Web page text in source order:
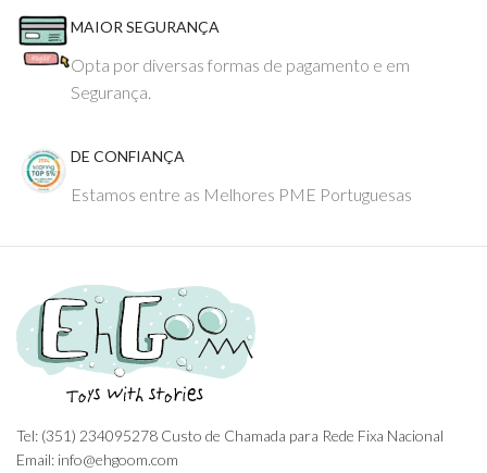
MAIOR SEGURANÇA
Opta por diversas formas de pagamento e em
Segurança.
DE CONFIANÇA
Estamos entre as Melhores PME Portuguesas
Tel: (351) 234095278 Custo de Chamada para Rede Fixa Nacional
Email: info@ehgoom.com